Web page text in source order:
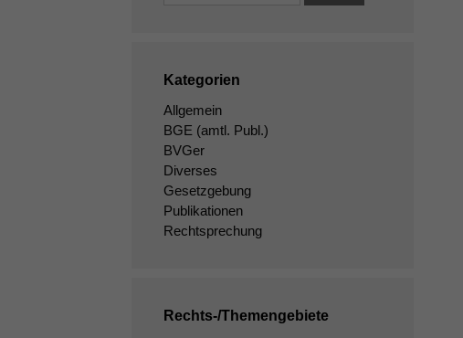
Kategorien
Allgemein
BGE (amtl. Publ.)
BVGer
Diverses
Gesetzgebung
Publikationen
Rechtsprechung
Rechts-/Themengebiete